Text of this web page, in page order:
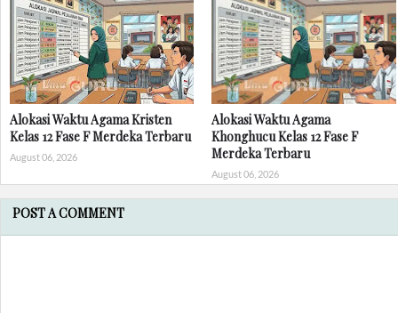
Alokasi Waktu Agama Kristen
Kelas 12 Fase F Merdeka Terbaru
August 06, 2026
Alokasi Waktu Agama
Khonghucu Kelas 12 Fase F
Merdeka Terbaru
August 06, 2026
POST A COMMENT